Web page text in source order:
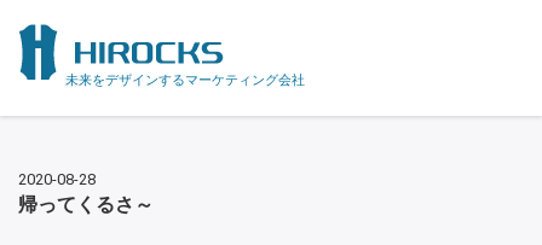
未来をデザインするマーケティング会社
2020-08-28
帰ってくるさ～